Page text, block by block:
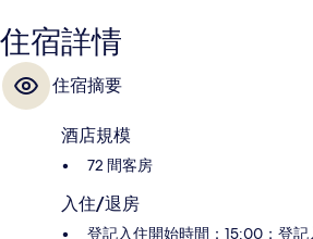
住宿詳情
住宿摘要
酒店規模
72 間客房
入住/退房
登記入住開始時間：15:00；登